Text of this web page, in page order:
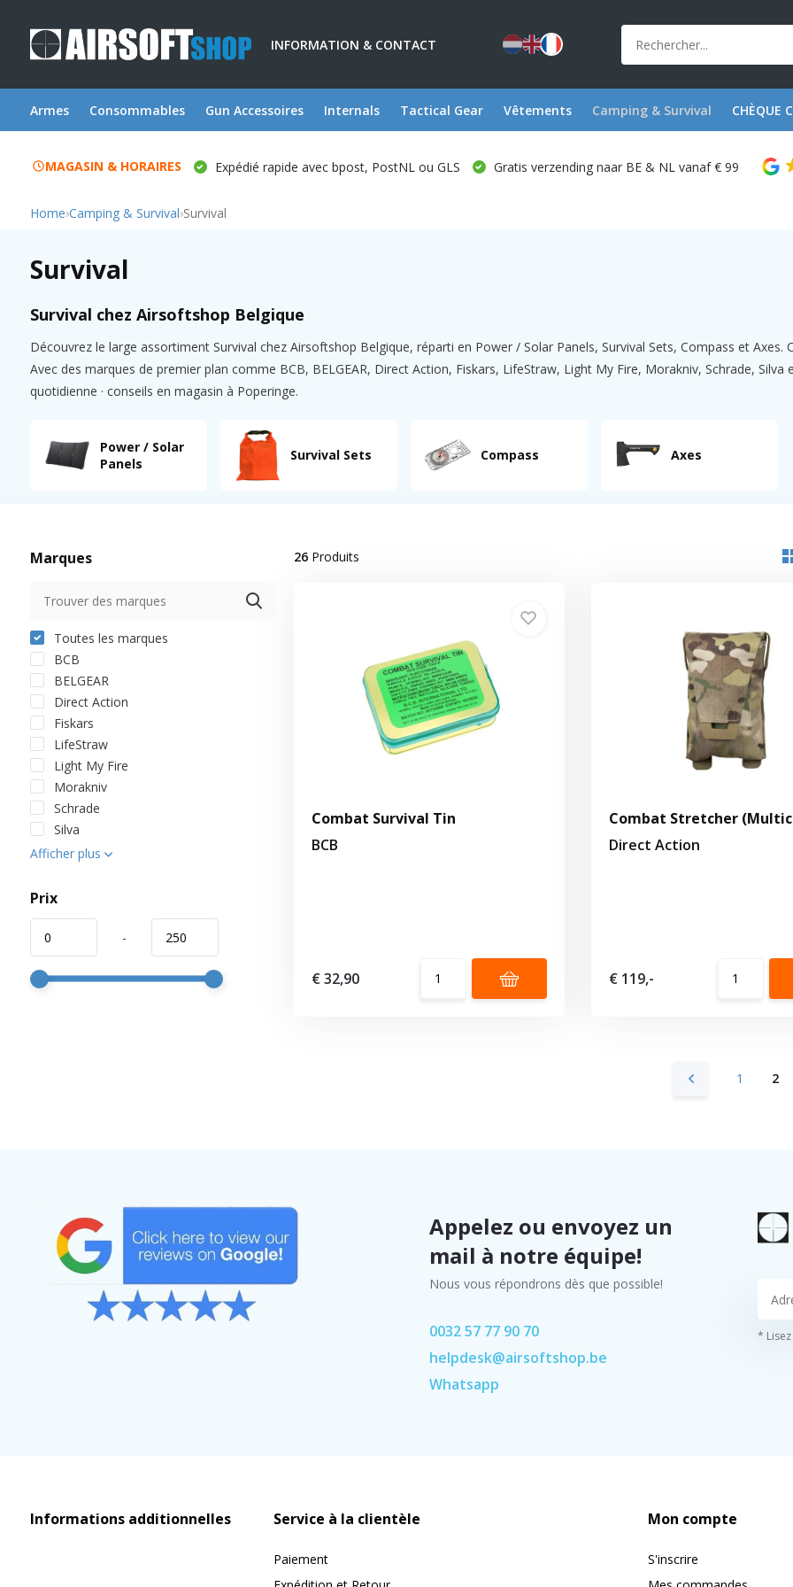
INFORMATION & CONTACT
Armes Consommables Gun Accessoires Internals Tactical Gear Vêtements Camping & Survival CHÈQUE
MAGASIN & HORAIRES Expédié rapide avec bpost, PostNL ou GLS Gratis verzending naar BE & NL vanaf € 99
Home›Camping & Survival›Survival
Survival
Survival chez Airsoftshop Belgique
Découvrez le large assortiment Survival chez Airsoftshop Belgique, réparti en Power / Solar Panels, Survival Sets, Compass et Axes.
Avec des marques de premier plan comme BCB, BELGEAR, Direct Action, Fiskars, LifeStraw, Light My Fire, Morakniv, Schrade,
quotidienne · conseils en magasin à Poperinge.
Power / Solar
Panels
Survival Sets Compass Axes
Marques
Toutes les marques
BCB
BELGEAR
Direct Action
Fiskars
LifeStraw
Light My Fire
Morakniv
Schrade
Silva
Afficher plus
Prix
-
26Produits
Combat Survival Tin
BCB
€ 32,90
Combat Stretcher
Direct Action
€ 119,-
1 2
Appelez ou envoyez un
mail à notre équipe!
Nous vous répondrons dès que possible!
0032 57 77 90 70
helpdesk@airsoftshop.be
Whatsapp
*
Informations additionnelles Service à la clientèle
Paiement
Mon compte
S'inscrire